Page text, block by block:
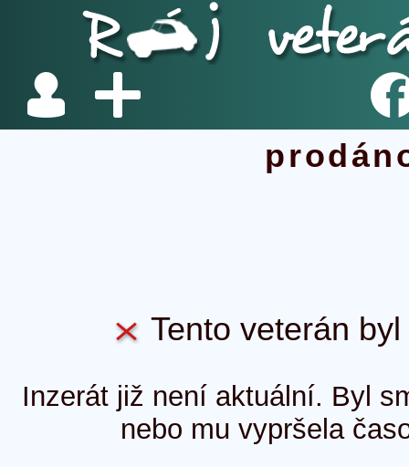
Tento veterán
Inzerát již není aktuální. Byl
nebo mu vypršela